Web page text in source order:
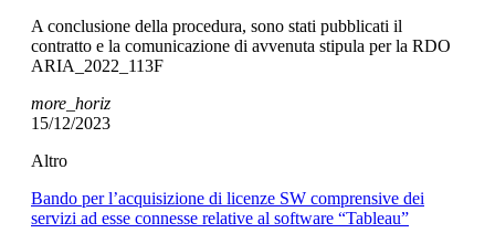
A conclusione della procedura, sono stati pubblicati il
contratto e la comunicazione di avvenuta stipula per la RDO
ARIA_2022_113F
more_horiz
15/12/2023
Altro
Bando per l’acquisizione di licenze SW comprensive dei
servizi ad esse connesse relative al software “Tableau”